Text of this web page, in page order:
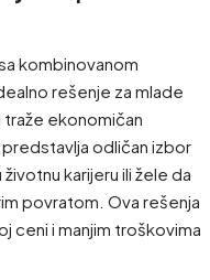
kombinovanom
rešenje za mlade
ekonomičan
odličan izbor
karijeru ili žele da
povratom. Ova rešenja
ceni i manjim troškovima